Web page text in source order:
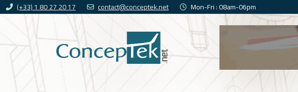
(+33) 1 80 27 20 17 contact@conceptek.net Mon-Fri : 08am-06pm